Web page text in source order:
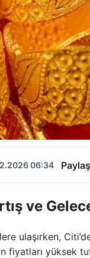
06:34
ve
ulaşırken,
fiyatları yüksek